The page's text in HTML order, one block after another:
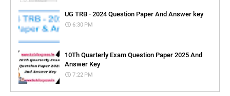
UG TRB - 2024 Question Paper And Answer key
6:30 PM
10Th Quarterly Exam Question Paper 2025 And
Answer Key
7:22 PM